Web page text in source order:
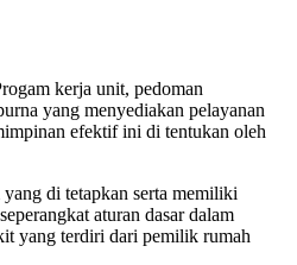
kerja unit, pedoman
yang menyediakan pelayanan
efektif ini di tentukan oleh
di tetapkan serta memiliki
aturan dasar dalam
yang terdiri dari pemilik rumah